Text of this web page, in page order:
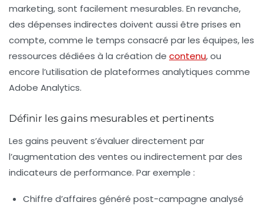
marketing, sont facilement mesurables. En revanche,
des dépenses indirectes doivent aussi être prises en
compte, comme le temps consacré par les équipes, les
ressources dédiées à la création de contenu, ou
encore l’utilisation de plateformes analytiques comme
Adobe Analytics.
Définir les gains mesurables et pertinents
Les gains peuvent s’évaluer directement par
l’augmentation des ventes ou indirectement par des
indicateurs de performance. Par exemple :
Chiffre d’affaires généré post-campagne analysé